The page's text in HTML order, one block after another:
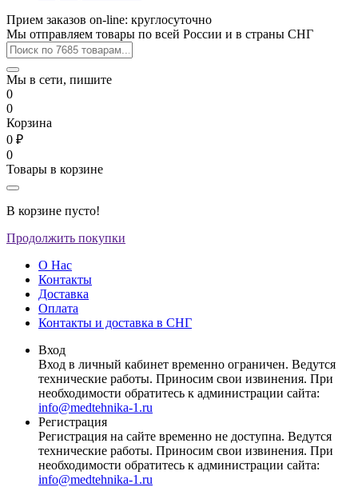
Прием заказов on-line: круглосуточно
Мы отправляем товары по всей России и в страны СНГ
Мы в сети, пишите
0
0
Корзина
0 ₽
0
Товары в корзине
В корзине пусто!
Продолжить покупки
О Нас
Контакты
Доставка
Оплата
Контакты и доставка в СНГ
Вход
Вход в личный кабинет временно ограничен. Ведутся
технические работы. Приносим свои извинения. При
необходимости обратитесь к администрации сайта:
info@medtehnika-1.ru
Регистрация
Регистрация на сайте временно не доступна. Ведутся
технические работы. Приносим свои извинения. При
необходимости обратитесь к администрации сайта:
info@medtehnika-1.ru